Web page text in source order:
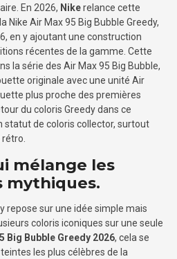
En 2026, Nikerelance cette
Nike Air Max 95 Big Bubble Greedy,
en y ajoutant une construction
récentes de la gamme. Cette
la série des Air Max 95 Big Bubble,
originale avec une unité Air
plus proche des premières
du coloris Greedy dans ce
de coloris collector, surtout
rétro.
mélange les
mythiques.
repose sur une idée simple mais
coloris iconiques sur une seule
Big Bubble Greedy 2026, cela se
les plus célèbres de la